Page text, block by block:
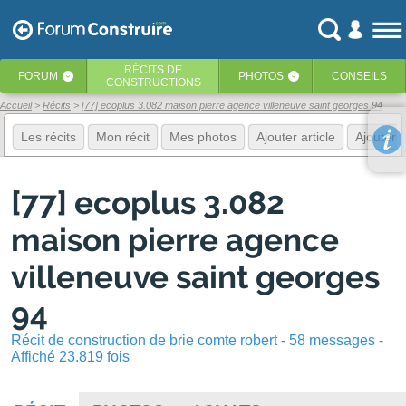
FORUM ‹ RÉCITS DE
CONSTRUCTIONS
PHOTOS ‹ CONSEILS
Accueil Récits [77] ecoplus 3.082 maison pierre agence villeneuve saint georges 94
Les récits Mon récit Mes photos Ajouter article Ajouter
[77] ecoplus 3.082
maison pierre agence
villeneuve saint georges
94
Récit de construction de brie comte robert - 58 messages -
Affiché 23.819 fois